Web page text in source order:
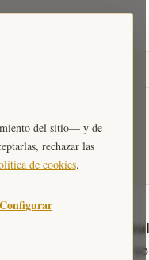
del sitio— y de
rechazar las
de cookies.
Configurar
que cierra o
de suspensión o de